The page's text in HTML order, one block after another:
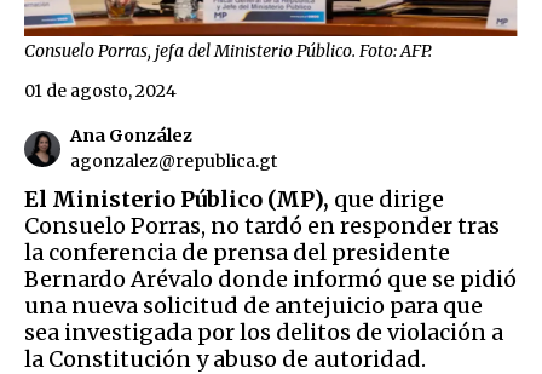
Consuelo Porras, jefa del Ministerio Público. Foto: AFP.
Ana González
agonzalez@republica.gt
01 de agosto, 2024
El Ministerio Público (MP), que dirige
Consuelo Porras, no tardó en responder tras
la conferencia de prensa del presidente
Bernardo Arévalo donde informó que se pidió
una nueva solicitud de antejuicio para que
sea investigada por los delitos de violación a
la Constitución y abuso de autoridad.